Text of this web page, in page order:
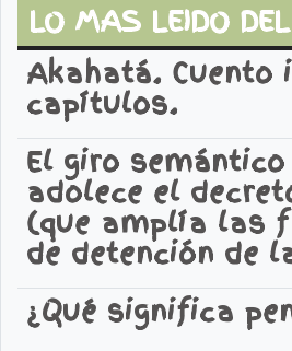
LO MAS LEIDO
Akahatá. Cuento
capítulos.
El giro
adolece el
(que amplía las
de detención de
¿Qué significa